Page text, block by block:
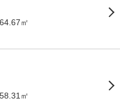
64.67㎡
58.31㎡